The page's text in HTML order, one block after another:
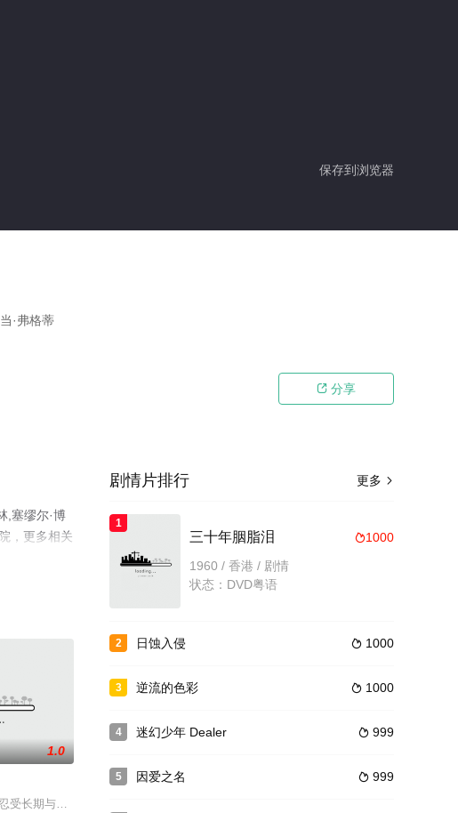
保存到浏览器
·弗格蒂
 分享
,塞缪尔·博
，更多相关
to b
第一天就飽受校園惡霸欺負，為了不讓將來的日子越來越難過，他們在「軍人榮光」雜
1.0
受长期与丈夫分居的生活，在婚后的第九年决定进藏找丈夫离婚。怀着复杂的心情踏入
更多 
剧情片排行
1
1000
三十年胭脂泪
1960 / 香港 / 剧情
状态：DVD粤语
2  1000
日蚀入侵
3  1000
逆流的色彩
4  999
迷幻少年 Dealer
5  999
因爱之名